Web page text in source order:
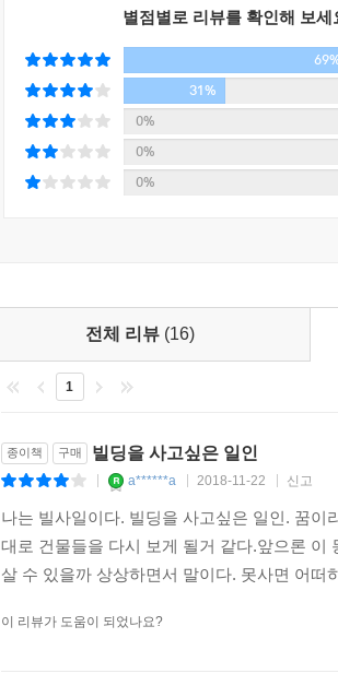
별점별로 리뷰를 확인해 보세
31%
0%
0%
0%
전체 리뷰 (16)
1
종이책 구매 빌딩을 사고싶은 일인
a******a 2018-11-22 신고
나는 빌사일이다. 빌딩을 사고싶은 일인. 꿈
대로 건물들을 다시 보게 될거 같다.앞으론 이
살 수 있을까 상상하면서 말이다. 못사면 어
이 리뷰가 도움이 되었나요?